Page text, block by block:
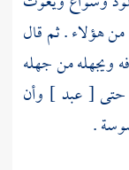
هؤلاء . ثم قال
ويجهله من جهله
حتى [ عبد ] وأن
.